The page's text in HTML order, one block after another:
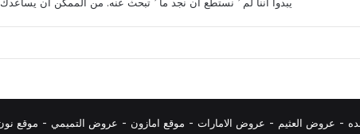
يبدوا أننا لم ’ نستطع أن نجد ما ’ تبحث عنه. من الممكن أن
- عروض العثيم - عروض الامارات - موقع امازون - عروض التميمي - موقع